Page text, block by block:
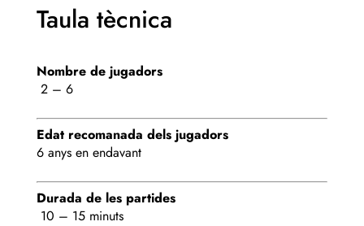
Taula tècnica
Nombre de jugadors
2 – 6
Edat recomanada dels jugadors
6 anys en endavant
Durada de les partides
10 – 15 minuts